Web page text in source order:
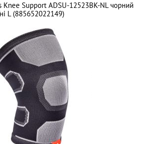
Knee Support ADSU-12523BK-NL чорний
L (885652022149)